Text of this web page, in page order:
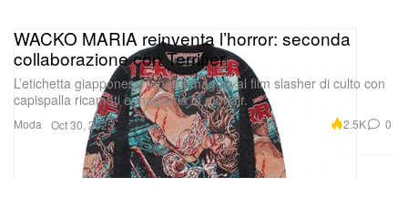
Moda
collaborazione con Terrifier
L’etichetta giapponese rende omaggio al film slasher di culto con
capispalla ricamati e maglieria in mohair.
Oct 30, 2025